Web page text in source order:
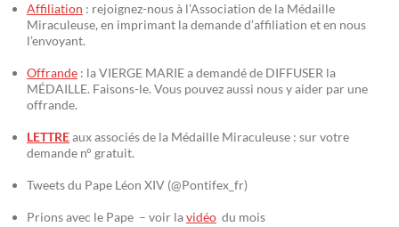
Affiliation : rejoignez-nous à l’Association de la Médaille
Miraculeuse, en imprimant la demande d’affiliation et en nous
l’envoyant.
Offrande : la VIERGE MARIE a demandé de DIFFUSER la
MÉDAILLE. Faisons-le. Vous pouvez aussi nous y aider par une
offrande.
LETTREaux associés de la Médaille Miraculeuse : sur votre
demande n° gratuit.
Tweets du Pape Léon XIV (@Pontifex_fr)
Prions avec le Pape – voir lavidéo du mois